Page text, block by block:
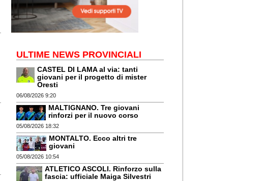
ULTIME NEWS PROVINCIALI
CASTEL DI LAMA al via: tanti
giovani per il progetto di mister
Oresti
06/08/2026 9:20
MALTIGNANO. Tre giovani
rinforzi per il nuovo corso
05/08/2026 18:32
MONTALTO. Ecco altri tre
giovani
05/08/2026 10:54
ATLETICO ASCOLI. Rinforzo sulla
fascia: ufficiale Maiga Silvestri